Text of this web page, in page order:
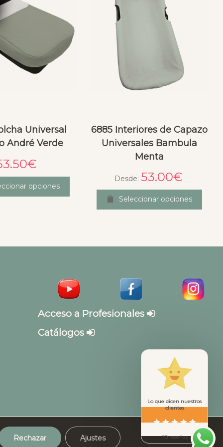
Universal
André Verde
€
opciones
6885 Interiores de Capazo
Universales Bambula
Menta
Desde: 53.00€
Seleccionar opciones
Acceso a Profesionales
Catálogos
Rechazar Ajustes
Lo que dicen nuestros
clientes
70 reseñas